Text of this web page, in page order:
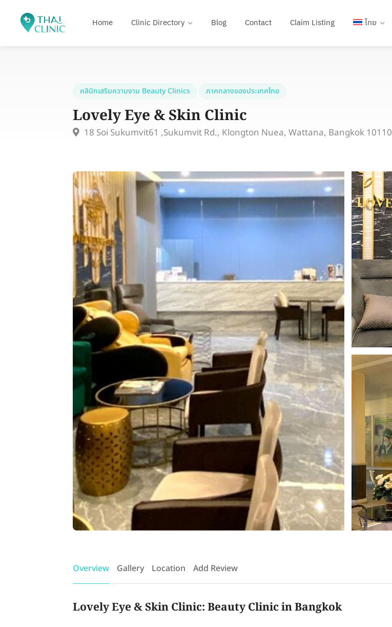
Home Clinic Directory Blog Contact Claim Listing ไทย
คลินิกเสริมความงาม Beauty Clinics ภาคกลางของประเทศไทย
Lovely Eye & Skin Clinic
18 Soi Sukumvit61 ,Sukumvit Rd., Klongton Nuea, Wattana, Bangkok 10110
Overview Gallery Location Add Review
Lovely Eye & Skin Clinic: Beauty Clinic in Bangkok